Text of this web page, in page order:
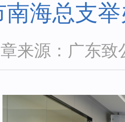
南海总支
来源：广东致